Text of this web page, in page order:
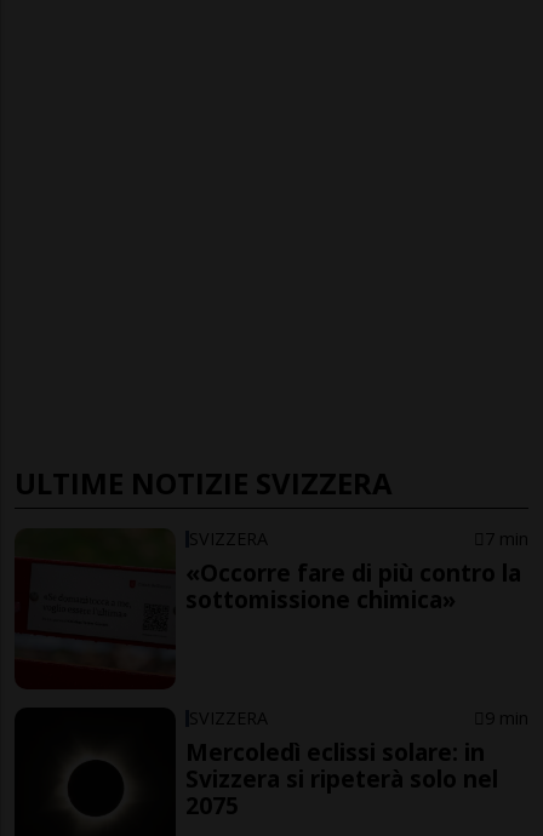
ULTIME NOTIZIE SVIZZERA
SVIZZERA 7 min
«Occorre fare di più contro la
sottomissione chimica»
SVIZZERA 9 min
Mercoledì eclissi solare: in
Svizzera si ripeterà solo nel
2075